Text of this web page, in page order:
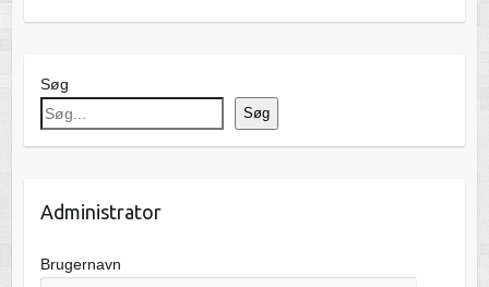
Søg
Søg
Administrator
Brugernavn